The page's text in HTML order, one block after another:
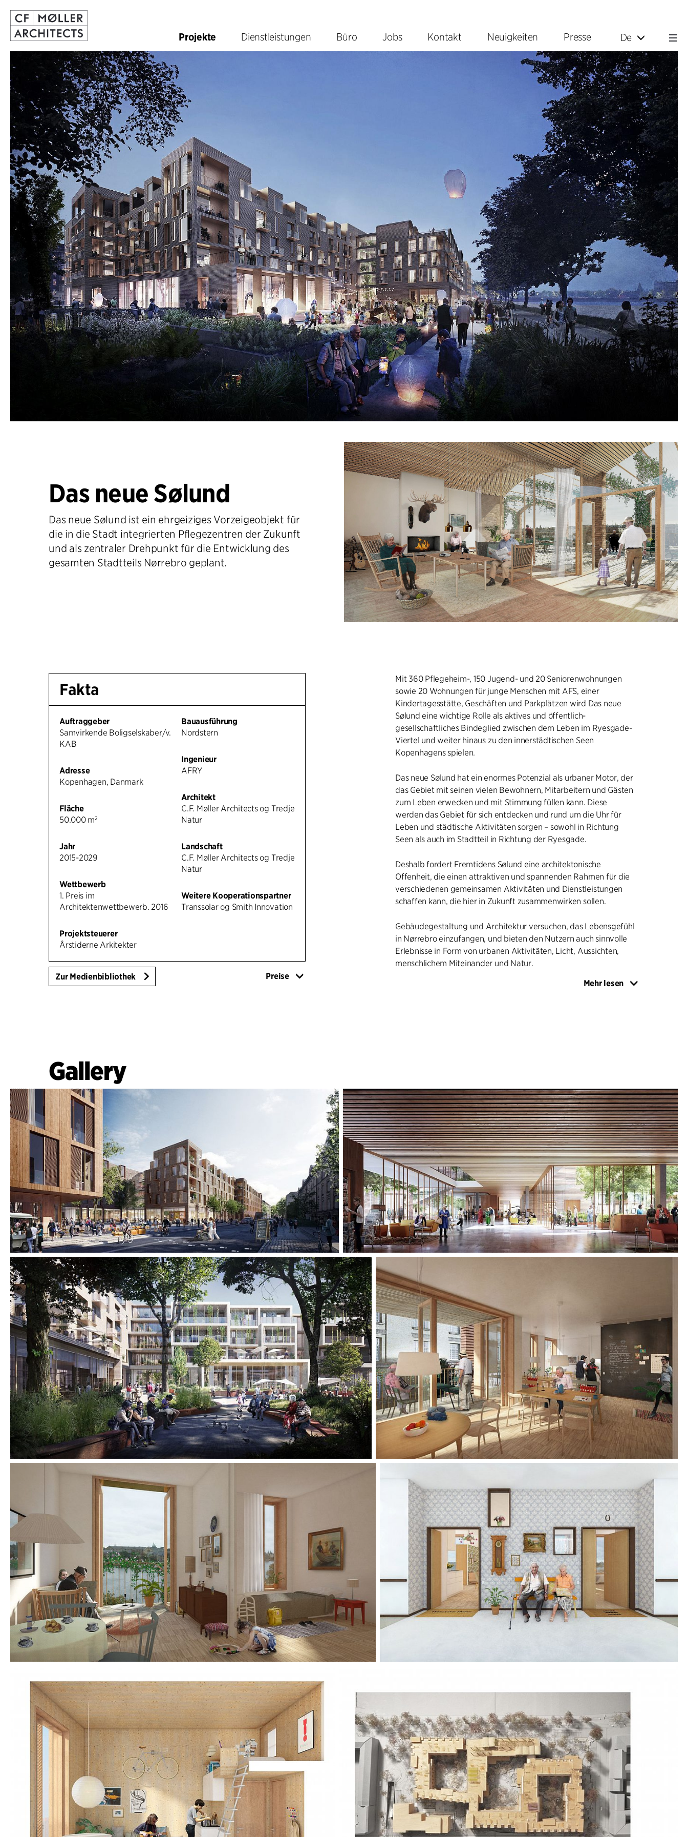
Projekte Dienstleistungen Büro Jobs Kontakt Neuigkeiten Presse De
Das neue Sølund
Das neue Sølund ist ein ehrgeiziges Vorzeigeobjekt für
die in die Stadt integrierten Pflegezentren der Zukunft
und als zentraler Drehpunkt für die Entwicklung des
gesamten Stadtteils Nørrebro geplant.
Fakta
Auftraggeber
Samvirkende Boligselskaber/v.
KAB
Adresse
Kopenhagen, Danmark
Fläche
50.000 m²
Jahr
2015-2029
Wettbewerb
1. Preis im
Architektenwettbewerb. 2016
Projektsteuerer
Årstiderne Arkitekter
Bauausführung
Nordstern
Ingenieur
AFRY
Architekt
C.F. Møller Architects og Tredje
Natur
Landschaft
C.F. Møller Architects og Tredje
Natur
Weitere Kooperationspartner
Transsolar og Smith Innovation
Zur Medienbibliothek Preise
Mit 360 Pflegeheim-, 150 Jugend- und 20 Seniorenwohnungen
sowie 20 Wohnungen für junge Menschen mit AFS, einer
Kindertagesstätte, Geschäften und Parkplätzen wird Das neue
Sølund eine wichtige Rolle als aktives und öffentlich-
gesellschaftliches Bindeglied zwischen dem Leben im Ryesgade-
Viertel und weiter hinaus zu den innerstädtischen Seen
Kopenhagens spielen.
Das neue Sølund hat ein enormes Potenzial als urbaner Motor, der
das Gebiet mit seinen vielen Bewohnern, Mitarbeitern und Gästen
zum Leben erwecken und mit Stimmung füllen kann. Diese
werden das Gebiet für sich entdecken und rund um die Uhr für
Leben und städtische Aktivitäten sorgen – sowohl in Richtung
Seen als auch im Stadtteil in Richtung der Ryesgade.
Deshalb fordert Fremtidens Sølund eine architektonische
Offenheit, die einen attraktiven und spannenden Rahmen für die
verschiedenen gemeinsamen Aktivitäten und Dienstleistungen
schaffen kann, die hier in Zukunft zusammenwirken sollen.
Gebäudegestaltung und Architektur versuchen, das Lebensgefühl
in Nørrebro einzufangen, und bieten den Nutzern auch sinnvolle
Erlebnisse in Form von urbanen Aktivitäten, Licht, Aussichten,
menschlichem Miteinander und Natur.
Die Architektur erinnert an die räumlichen Merkmale der
seiner Friedlichkeit und der Sicherheit seiner Nutzer und
Mitarbeiter zu beeinträchtigen.
Mehr lesen
Gallery